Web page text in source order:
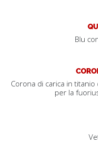
Blu
Corona di carica in titanio
per la